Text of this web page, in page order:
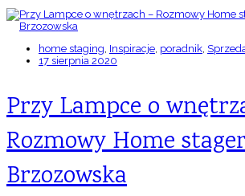
home staging, Inspiracje, poradnik,
17 sierpnia 2020
Przy Lampce o
Rozmowy Home
Brzozowska